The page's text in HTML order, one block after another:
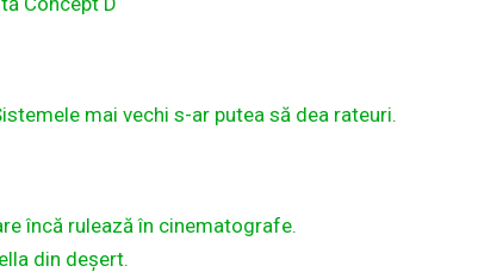
mai vechi s-ar putea să dea rateuri.
încă rulează în cinematografe.
din deșert.